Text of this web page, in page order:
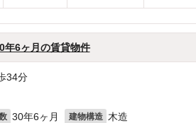
年6ヶ月の賃貸物件
34分
30年6ヶ月 建物構造 木造